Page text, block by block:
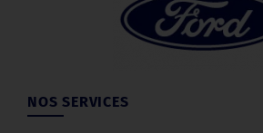
NOS SERVICES